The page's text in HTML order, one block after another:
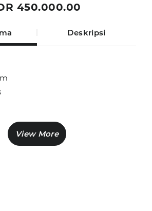
450.000.00
Deskripsi